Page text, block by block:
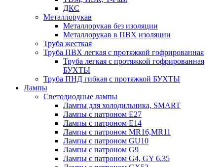
ДКС
Металлорукав
Металлорукав без изоляции
Металлорукав в ПВХ изоляции
Труба жесткая
Труба ПВХ легкая с протяжкой гофрированная
Труба легкая с протяжкой гофрированная
БУХТЫ
Труба ПНД гибкая с протяжкой БУХТЫ
Лампы
Светодиодные лампы
Лампы для холодильника, SMART
Лампы с патроном E27
Лампы с патроном Е14
Лампы с патроном MR16,MR11
Лампы с патроном GU10
Лампы с патроном G9
Лампы с патроном G4, GY 6.35